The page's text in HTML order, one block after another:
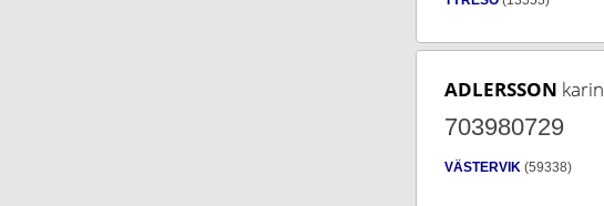
ADLERSSON karin
703980729
VÄSTERVIK (59338)